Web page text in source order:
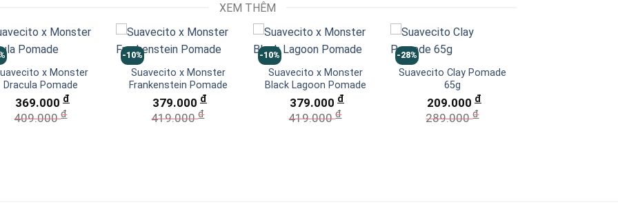
XEM THÊM
x Monster
Dracula Pomade
369.000đ
409.000đ
-10%
Suavecito x Monster
Frankenstein Pomade
379.000 đ
419.000đ
-10%
Suavecito x Monster
Black Lagoon Pomade
379.000đ
419.000đ
-28%
Suavecito Clay Pomade
65g
209.000 đ
289.000đ